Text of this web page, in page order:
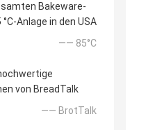
Bakeware-
Anlage in den USA
—— 85°C
von BreadTalk
—— BrotTalk